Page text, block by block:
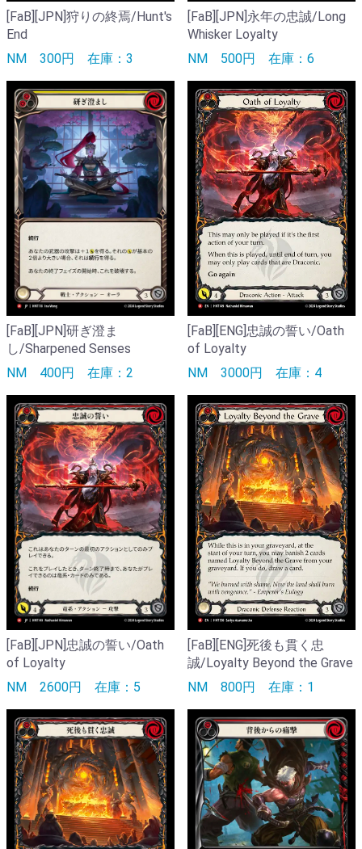
[FaB][JPN]狩りの終焉/Hunt's
End
NM 300円 在庫：3
[FaB][JPN]永年の忠誠/Long
Whisker Loyalty
NM 500円 在庫：6
[FaB][JPN]研ぎ澄ま
し/Sharpened Senses
NM 400円 在庫：2
[FaB][ENG]忠誠の誓い/Oath
of Loyalty
NM 3000円 在庫：4
[FaB][JPN]忠誠の誓い/Oath
of Loyalty
NM 2600円 在庫：5
[FaB][ENG]死後も貫く忠
誠/Loyalty Beyond the Grave
NM 800円 在庫：1